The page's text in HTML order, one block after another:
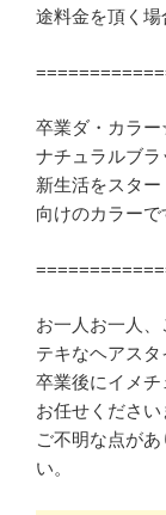
途料金を頂く場
卒業ダ・カラ
ナチュラルブ
新生活をスタ
向けのカラー
お一人お一人
テキなヘアス
卒業後にイメチ
お任せください
ご不明な点が
い。